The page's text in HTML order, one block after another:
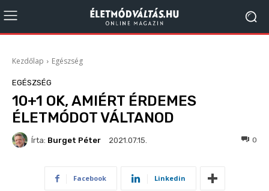
Kezdőlap Egészség
EGÉSZSÉG
10+1 OK, AMIÉRT ÉRDEMES
ÉLETMÓDOT VÁLTANOD
Írta: Burget Péter 2021.07.15. 0
Facebook Linkedin